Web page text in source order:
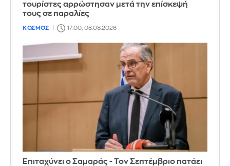
τουρίστες αρρώστησαν μετά την επίσκεψή
τους σε παραλίες
ΚΟΣΜΟΣ 17:00, 08.08.2026
Επιταχύνει ο Σαμαράς - Τον Σεπτέμβριο πατάει